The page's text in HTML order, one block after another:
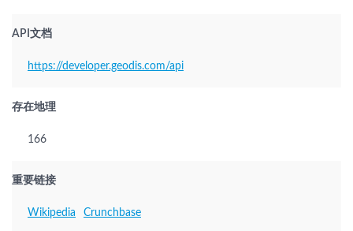
API文档
https://developer.geodis.com/api
存在地理
166
重要链接
Wikipedia Crunchbase